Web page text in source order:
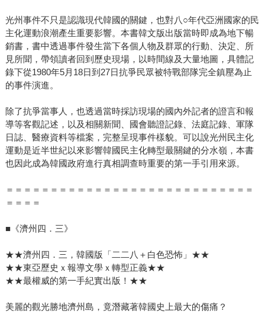
光州事件不只是認識現代韓國的關鍵，也對八○年代亞洲國家的民
主化運動浪潮產生重要影響。本書韓文版出版當時即成為地下暢
銷書，書中透過事件發生當下各個人物及群眾的行動、決定、所
見所聞，帶領讀者回到歷史現場，以時間線及大量地圖，具體記
錄下從1980年5月18日到27日抗爭民眾被特戰部隊完全鎮壓為止
的事件演進。
除了抗爭當事人，也透過當時採訪現場的國內外記者的證言和報
導等客觀記述，以及相關新聞、國會聽證記錄、法庭記錄、軍隊
日誌、醫療資料等檔案，完整呈現事件樣貌。可以說光州民主化
運動是近半世紀以來影響韓國民主化轉型最關鍵的分水嶺，本書
也因此成為韓國政府進行真相調查時重要的第一手引用來源。
＝＝＝＝＝＝＝＝＝＝＝＝＝＝＝＝＝＝＝＝＝＝＝＝＝＝＝＝
＝＝＝＝
■《濟州四．三》
★★濟州四．三，韓國版「二二八＋白色恐怖」★★
★★東亞歷史ｘ報導文學ｘ轉型正義★★
★★最權威的第一手紀實出版！★★
美麗的觀光勝地濟州島，竟潛藏著韓國史上最大的傷痛？